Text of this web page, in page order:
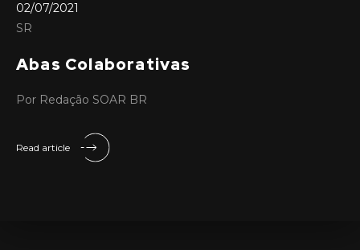
02/07/2021
SR
Abas Colaborativas
Por Redação SOAR BR
Read article